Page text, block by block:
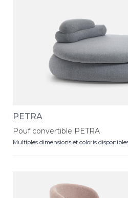
PETRA
Pouf convertible PETRA
Multiples dimensions et coloris